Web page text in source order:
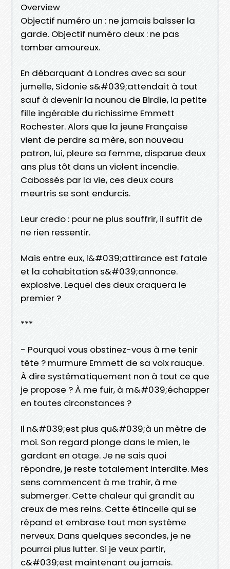
Overview
Objectif numéro un : ne jamais baisser la
garde. Objectif numéro deux : ne pas
tomber amoureux.
En débarquant à Londres avec sa sour
jumelle, Sidonie s&#039;attendait à tout
sauf à devenir la nounou de Birdie, la petite
fille ingérable du richissime Emmett
Rochester. Alors que la jeune Française
vient de perdre sa mère, son nouveau
patron, lui, pleure sa femme, disparue deux
ans plus tôt dans un violent incendie.
Cabossés par la vie, ces deux cours
meurtris se sont endurcis.
Leur credo : pour ne plus souffrir, il suffit de
ne rien ressentir.
Mais entre eux, l&#039;attirance est fatale
et la cohabitation s&#039;annonce.
explosive. Lequel des deux craquera le
premier ?
***
- Pourquoi vous obstinez-vous à me tenir
tête ? murmure Emmett de sa voix rauque.
À dire systématiquement non à tout ce que
je propose ? À me fuir, à m&#039;échapper
en toutes circonstances ?
Il n&#039;est plus qu&#039;à un mètre de
moi. Son regard plonge dans le mien, le
gardant en otage. Je ne sais quoi
répondre, je reste totalement interdite. Mes
sens commencent à me trahir, à me
submerger. Cette chaleur qui grandit au
creux de mes reins. Cette étincelle qui se
répand et embrase tout mon système
nerveux. Dans quelques secondes, je ne
pourrai plus lutter. Si je veux partir,
c&#039;est maintenant ou jamais.